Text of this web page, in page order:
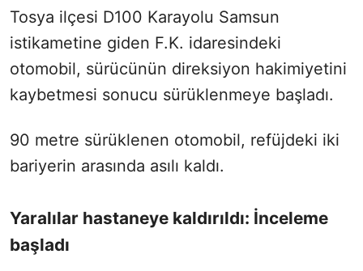
Tosya ilçesi D100 Karayolu Samsun
istikametine giden F.K. idaresindeki
otomobil, sürücünün direksiyon hakimiyetini
kaybetmesi sonucu sürüklenmeye başladı.
90 metre sürüklenen otomobil, refüjdeki iki
bariyerin arasında asılı kaldı.
Yaralılar hastaneye kaldırıldı: İnceleme
başladı